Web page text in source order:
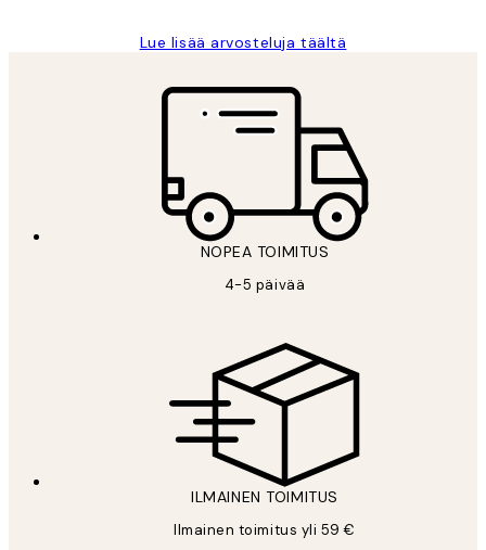
Lue lisää arvosteluja täältä
NOPEA TOIMITUS
4-5 päivää
ILMAINEN TOIMITUS
Ilmainen toimitus yli 59 €